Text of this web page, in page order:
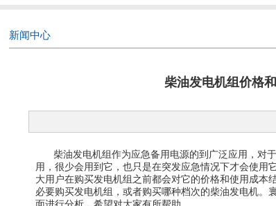
新闻中心
柴油发电机组价格
柴油发电机组作为应急备用电源的到广泛应用，对
用，很少会用到它，也只是在突发应急情况下才会使用
大用户在购买发电机组之前都会对它的价格和使用成本
必要购买发电机组，或者购买哪种档次的柴油发电机。